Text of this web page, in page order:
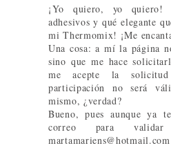
¡Yo quiero, yo quiero!
adhesivos y qué elegante
mi Thermomix! ¡Me
Una cosa: a mí la página
sino que me hace
me acepte la
participación no será
mismo, ¿verdad?
Bueno, pues aunque ya
correo para
martamariens@hotmail.com